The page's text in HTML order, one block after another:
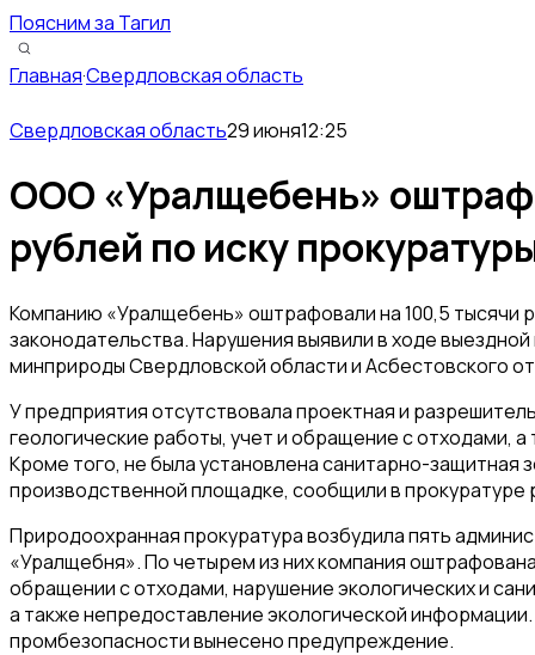
Поясним за Тагил
Главная·Свердловская область
Свердловская область29 июня12:25
ООО «Уралщебень»
рублей по иску
Компанию «Уралщебень» оштрафовали на 100,5 тысячи
законодательства. Нарушения выявили в ходе
минприроды Свердловской области и Асбестовского
У предприятия отсутствовала проектная и
геологические работы, учет и обращение с отходами,
Кроме того, не была установлена санитарно-защитная
производственной площадке, сообщили в прокуратуре
Природоохранная прокуратура возбудила пять
«Уралщебня». По четырем из них компания
обращении с отходами, нарушение экологических и
а также непредоставление экологической
промбезопасности вынесено предупреждение.